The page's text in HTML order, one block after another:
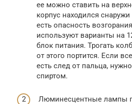
ее можно ставить на
корпус находился
есть опасность
используют варианты на
блок питания. Трогать
от этого портится. Если
есть след от пальца,
спиртом.
Люминесцентные лампы